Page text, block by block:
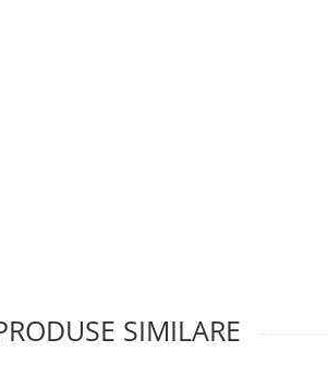
SIMILARE